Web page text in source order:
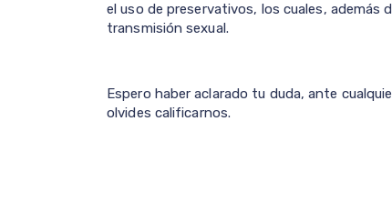
el uso de preservativos, los cuales, además
transmisión sexual.
Espero haber aclarado tu duda, ante
olvides calificarnos.